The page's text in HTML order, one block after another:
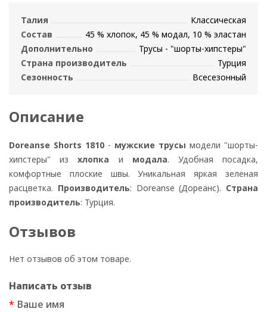
Талия
Классическая
Состав
45 % хлопок, 45 % модал, 10 % эластан
Дополнительно
Трусы - "шорты-хипстеры"
Страна производитель
Турция
Сезонность
Всесезонный
Описание
Doreanse Shorts 1810 - мужские трусы модели "шорты-
хипстеры" изхлопка и модала. Удобная посадка,
комфортные плоские швы. Уникальная яркая зеленая
расцветка. Производитель: Doreanse (Дореанс). Страна
производитель: Турция.
Отзывов
Нет отзывов об этом товаре.
Написать отзыв
Ваше имя